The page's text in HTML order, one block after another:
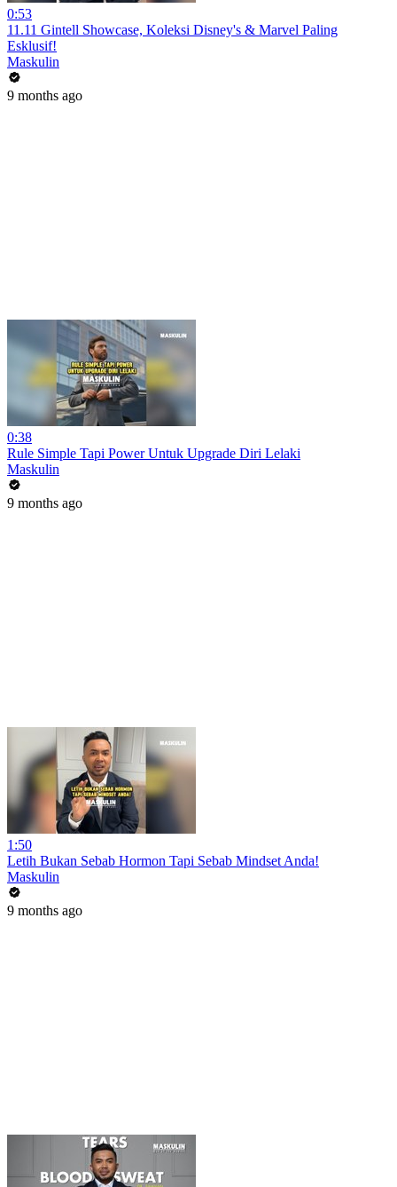
0:53
11.11 Gintell Showcase, Koleksi Disney's & Marvel Paling
Esklusif!
Maskulin
9 months ago
0:38
Rule Simple Tapi Power Untuk Upgrade Diri Lelaki
Maskulin
9 months ago
1:50
Letih Bukan Sebab Hormon Tapi Sebab Mindset Anda!
Maskulin
9 months ago